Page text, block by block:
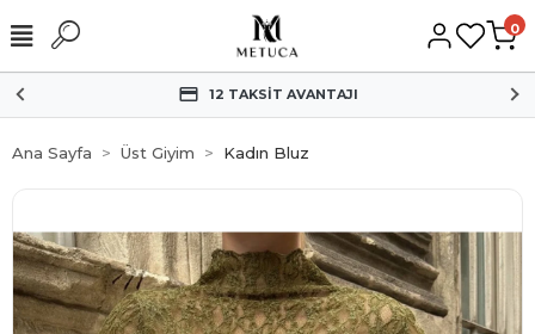
0
HIZLI KARGO
Ana Sayfa Üst Giyim Kadın Bluz